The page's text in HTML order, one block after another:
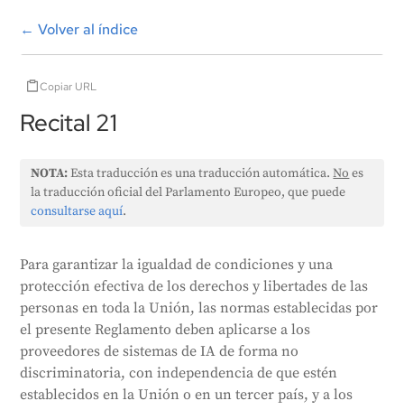
←Volver al índice
Copiar URL
Recital 21
NOTA:Esta traducción es una traducción automática.No es
la traducción oficial del Parlamento Europeo, que puede
consultarse aquí.
Para garantizar la igualdad de condiciones y una
protección efectiva de los derechos y libertades de las
personas en toda la Unión, las normas establecidas por
el presente Reglamento deben aplicarse a los
proveedores de sistemas de IA de forma no
discriminatoria, con independencia de que estén
establecidos en la Unión o en un tercer país, y a los